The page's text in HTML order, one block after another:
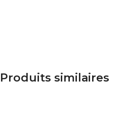
Produits similaires